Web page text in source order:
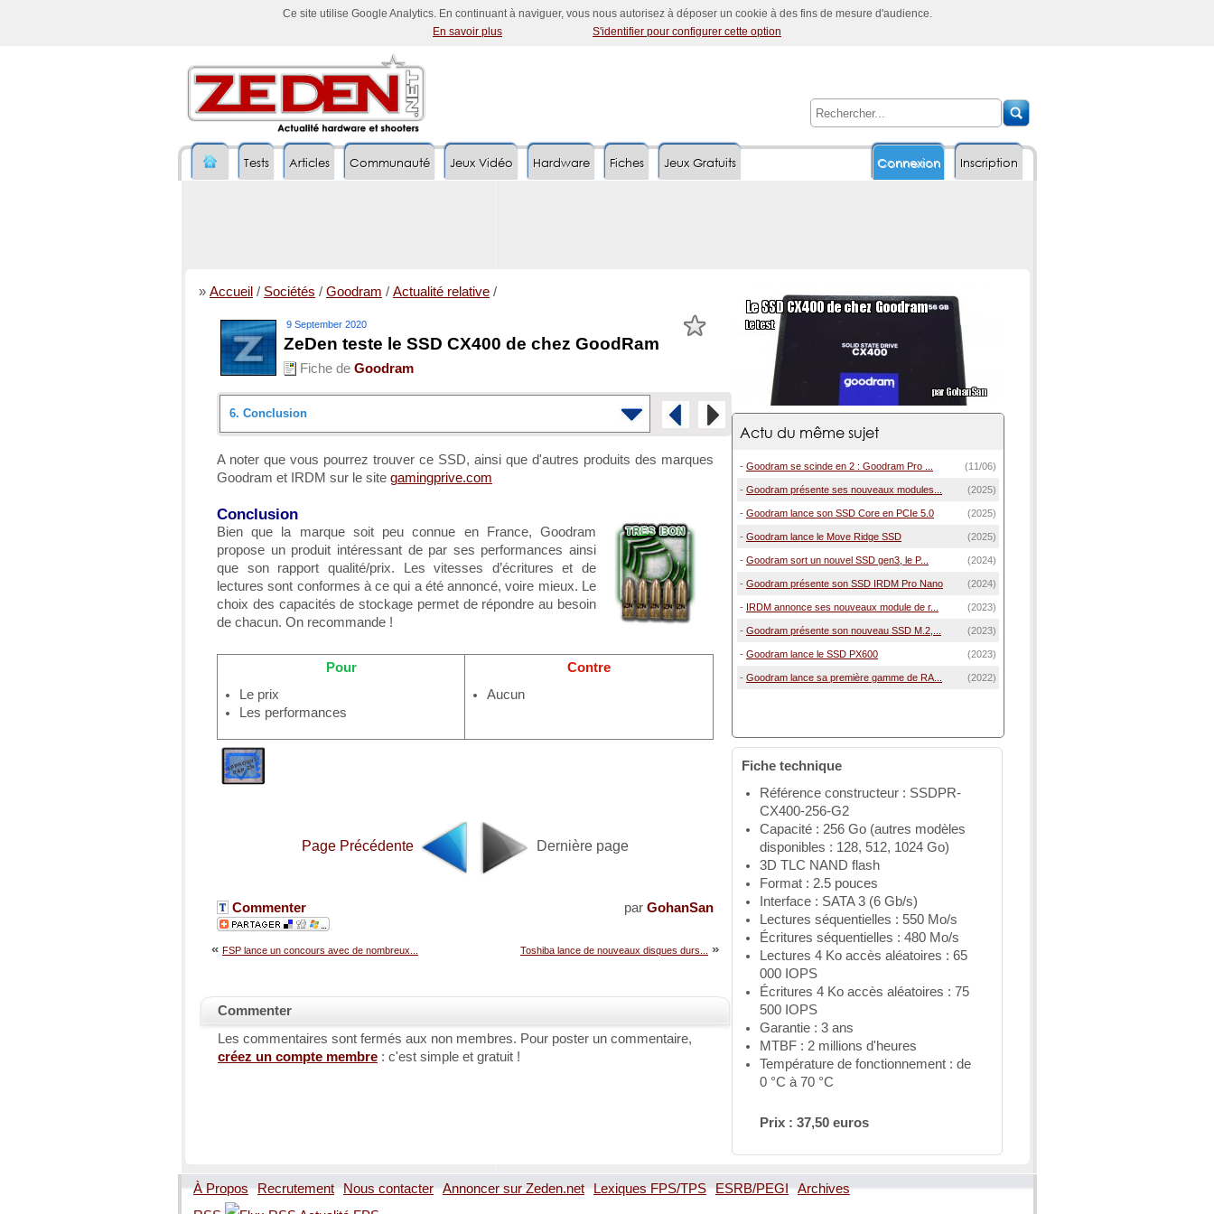
Ce site utilise Google Analytics. En continuant à naviguer, vous nous autorisez à déposer un cookie à des fins de mesure d'audience.
En savoir plus
S'identifier pour configurer cette option
Inscription
Tests Articles Communauté Jeux Vidéo Hardware Fiches Connexion
Jeux Gratuits
» Accueil / Sociétés / Goodram / Actualité relative /
9 September 2020
ZeDen teste le SSD CX400 de chez GoodRam
Fiche de Goodram
6. Conclusion
Déballage et présentation
Mise en place
Protocole de test
Résultats
A noter que vous pourrez trouver ce SSD, ainsi que d'autres produits des marques
Goodram et IRDM sur le site gamingprive.com
Conclusion
Bien que la marque soit peu connue en France, Goodram
propose un produit intéressant de par ses performances ainsi
que son rapport qualité/prix. Les vitesses d’écritures et de
lectures sont conformes à ce qui a été annoncé, voire mieux. Le
choix des capacités de stockage permet de répondre au besoin
de chacun. On recommande !
Pour
Le prix
Les performances
Contre
Aucun
Page Précédente Dernière page
par GohanSan
Commenter
Toshiba lance de nouveaux disques durs... »
« FSP lance un concours avec de nombreux...
Commenter
Les commentaires sont fermés aux non membres. Pour poster un commentaire,
créez un compte membre : c'est simple et gratuit !
Actu du même sujet
- Goodram se scinde en 2 : Goodram Pro ... (11/06)
- Goodram présente ses nouveaux modules... (2025)
- Goodram lance son SSD Core en PCIe 5.0 (2025)
- Goodram lance le Move Ridge SSD (2025)
- Goodram sort un nouvel SSD gen3, le P... (2024)
- Goodram présente son SSD IRDM Pro Nano (2024)
- IRDM annonce ses nouveaux module de r... (2023)
- Goodram présente son nouveau SSD M.2,... (2023)
- Goodram lance le SSD PX600 (2023)
- Goodram lance sa première gamme de RA... (2022)
Fiche technique
Référence constructeur : SSDPR-
CX400-256-G2
Capacité : 256 Go (autres modèles
disponibles : 128, 512, 1024 Go)
3D TLC NAND flash
Format : 2.5 pouces
Interface : SATA 3 (6 Gb/s)
Lectures séquentielles : 550 Mo/s
Écritures séquentielles : 480 Mo/s
Lectures 4 Ko accès aléatoires : 65
000 IOPS
Écritures 4 Ko accès aléatoires : 75
500 IOPS
Garantie : 3 ans
MTBF : 2 millions d'heures
Température de fonctionnement : de
0 °C à 70 °C
Prix : 37,50 euros
À Propos Recrutement Nous contacter Annoncer sur Zeden.net Lexiques FPS/TPS ESRB/PEGI
Archives